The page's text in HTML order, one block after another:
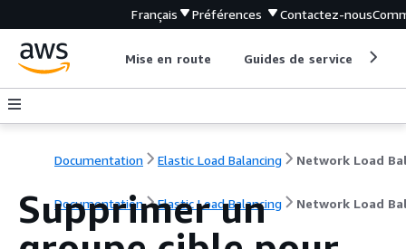
Français Préférences Contactez-nous
Mise en route Guides de service
Documentation Elastic Load Balancing
Documentation Elastic Load Balancing Network Load
Supprimer un